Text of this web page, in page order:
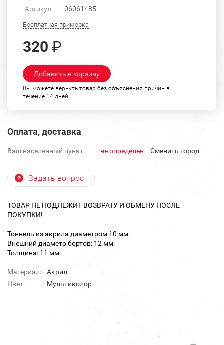
Артикул: 06061485
Бесплатная примерка
320 ₽
Добавить в корзину
Вы можете вернуть товар без объяснения причин в
течение 14 дней
Оплата, доставка
Ваш населенный пункт: не определен Cменить город
Задать вопрос
ТОВАР НЕ ПОДЛЕЖИТ ВОЗВРАТУ И ОБМЕНУ ПОСЛЕ
ПОКУПКИ!
Тоннель из акрила диаметром 10 мм.
Внешний диаметр бортов: 12 мм.
Толщина: 11 мм.
Материал:
Акрил
Цвет:
Мультиколор